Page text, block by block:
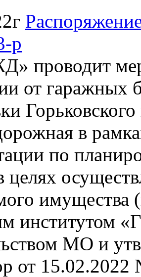
р
проводит
от гаражных
в
по
целях
имущества
институтом
МО и
от